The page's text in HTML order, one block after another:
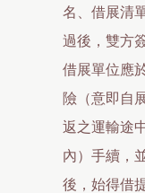
名、借展清
過後，雙方
借展單位應
險（意即自
返之運輸途
內）手續，
後，始得借